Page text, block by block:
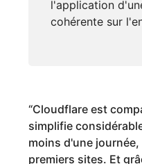
l'application
cohérente sur
“Cloudflare est
simplifie
moins d'une
premiers sites. Et